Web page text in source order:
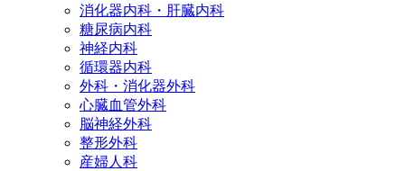
消化器内科・肝臓内科
糖尿病内科
神経内科
循環器内科
外科・消化器外科
心臓血管外科
脳神経外科
整形外科
産婦人科